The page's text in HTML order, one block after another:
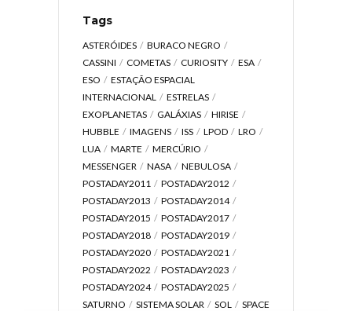
Tags
ASTERÓIDES
BURACO NEGRO
CASSINI
COMETAS CURIOSITY
ESA
ESO
ESTAÇÃO ESPACIAL
INTERNACIONAL
ESTRELAS
EXOPLANETAS
GALÁXIAS
HIRISE
HUBBLE
IMAGENS ISS LPOD
LRO
LUA
MARTE
MERCÚRIO
MESSENGER
NASA
NEBULOSA
POSTADAY2011
POSTADAY2012
POSTADAY2013
POSTADAY2014
POSTADAY2015
POSTADAY2017
POSTADAY2018
POSTADAY2019
POSTADAY2020
POSTADAY2021
POSTADAY2022
POSTADAY2023
POSTADAY2024
POSTADAY2025
SATURNO
SISTEMA SOLAR SOL
SPACE